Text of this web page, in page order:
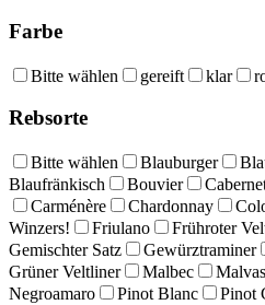
Farbe
Bitte wählen gereift klar
Rebsorte
Bitte wählen Blauburger
Blaufränkisch
Bouvier
Carménère
Chardonnay
Winzers!
Friulano Frühroter
Gemischter Satz
Gewürztraminer
Grüner Veltliner
Malbec
Negroamaro
Pinot Blanc Pinot